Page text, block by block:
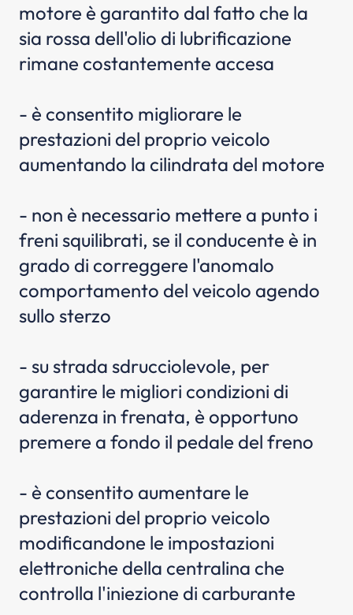
motore è garantito dal fatto che la
sia rossa dell'olio di lubrificazione
rimane costantemente accesa
- è consentito migliorare le
prestazioni del proprio veicolo
aumentando la cilindrata del motore
- non è necessario mettere a punto i
freni squilibrati, se il conducente è in
grado di correggere l'anomalo
comportamento del veicolo agendo
sullo sterzo
- su strada sdrucciolevole, per
garantire le migliori condizioni di
aderenza in frenata, è opportuno
premere a fondo il pedale del freno
- è consentito aumentare le
prestazioni del proprio veicolo
modificandone le impostazioni
elettroniche della centralina che
controlla l'iniezione di carburante